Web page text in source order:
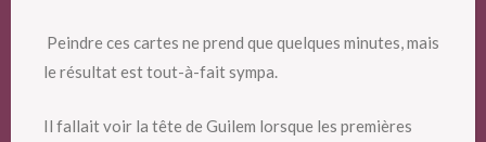
Peindre ces cartes ne prend que quelques minutes, mais
le résultat est tout-à-fait sympa.
Il fallait voir la tête de Guilem lorsque les premières